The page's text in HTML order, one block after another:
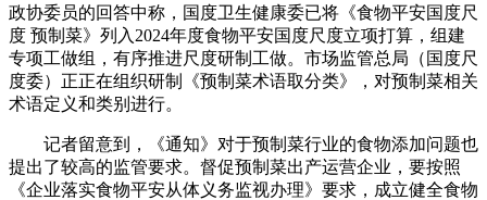
政协委员的回答中称，国度卫生健康委已将《食物平安国度尺
度 预制菜》列入2024年度食物平安国度尺度立项打算，组建
专项工做组，有序推进尺度研制工做。市场监管总局（国度尺
度委）正正在组织研制《预制菜术语取分类》，对预制菜相关
术语定义和类别进行。
记者留意到，《通知》对于预制菜行业的食物添加问题也
提出了较高的监管要求。督促预制菜出产运营企业，要按照
《企业落实食物平安从体义务监视办理》要求，成立健全食物